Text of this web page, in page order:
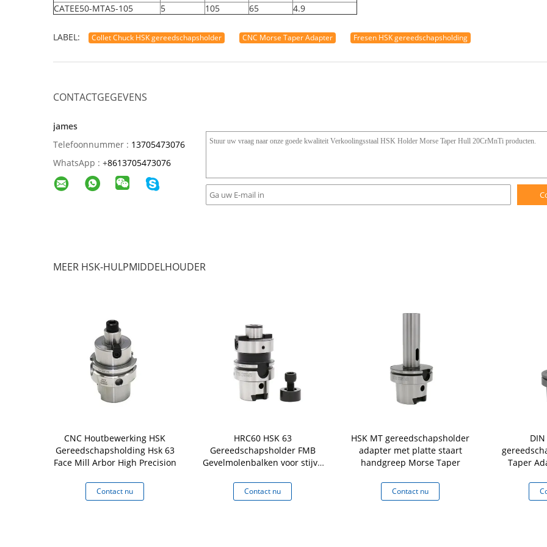
CATEE50-MTA5-105
5 105 65 4.9
LABEL: Collet Chuck HSK gereedschapsholder CNC Morse Taper Adapter Fresen HSK gereedschapsholding
CONTACTGEGEVENS
james
Telefoonnummer : 13705473076
WhatsApp : +8613705473076
MEER HSK-HULPMIDDELHOUDER
CNC Houtbewerking HSK
Gereedschapsholding Hsk 63
Face Mill Arbor High Precision
Contact nu
HRC60 HSK 63
Gereedschapsholder FMB
Gevelmolenbalken voor stijve
Contact nu
HSK MT gereedschapsholder
adapter met platte staart
handgreep Morse Taper
Contact nu
Taper